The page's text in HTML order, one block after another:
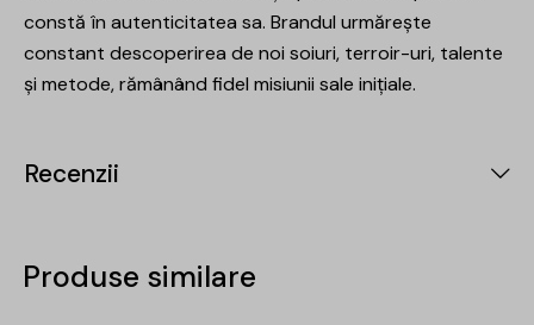
constă în autenticitatea sa. Brandul urmărește
constant descoperirea de noi soiuri, terroir-uri, talente
și metode, rămânând fidel misiunii sale inițiale.
Recenzii
Produse similare